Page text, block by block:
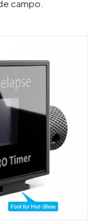
campo.